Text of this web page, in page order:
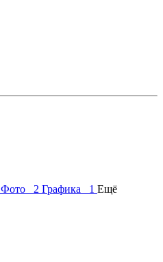
Фото 2 Графика 1 Ещё